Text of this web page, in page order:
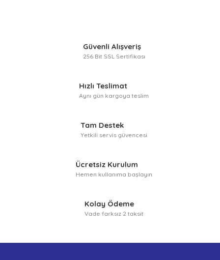
Güvenli Alışveriş
256 Bit SSL Sertifikası
Hızlı Teslimat
Aynı gün kargoya teslim
Tam Destek
Yetkili servis güvencesi
Ücretsiz Kurulum
Hemen kullanıma başlayın
Kolay Ödeme
Vade farksız 2 taksit